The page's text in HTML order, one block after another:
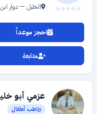
الخليل — دوار
احجز موعداً
متابعة
عزمي أبو
طب أطفال